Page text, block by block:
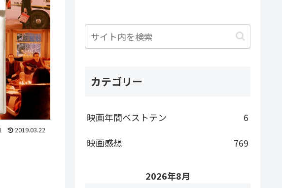
2019.03.22
カテゴリー
映画年間ベストテン
6
映画感想
769
2026年8月